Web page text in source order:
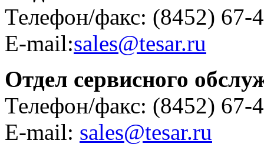
Телефон/факс: (8452) 67-
E-mail:sales@tesar.ru
Отдел сервисного
Телефон/факс: (8452) 67-
E-mail: sales@tesar.ru